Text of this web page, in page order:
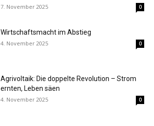
7. November 2025 0
Wirtschaftsmacht im Abstieg
4. November 2025 0
Agrivoltaik: Die doppelte Revolution – Strom
ernten, Leben säen
4. November 2025 0